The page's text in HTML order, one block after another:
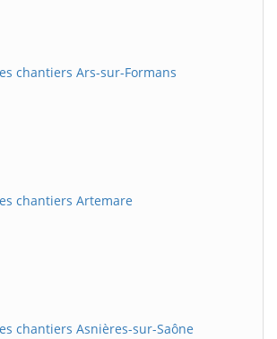
chantiers Ars-sur-Formans
chantiers Artemare
chantiers Asnières-sur-Saône